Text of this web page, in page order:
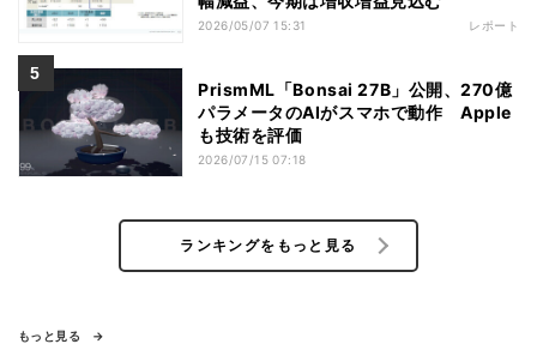
2026/05/07 15:31 レポート
PrismML「Bonsai 27B」公開、270億
パラメータのAIがスマホで動作 Apple
も技術を評価
2026/07/15 07:18
ランキングをもっと見る
もっと見る